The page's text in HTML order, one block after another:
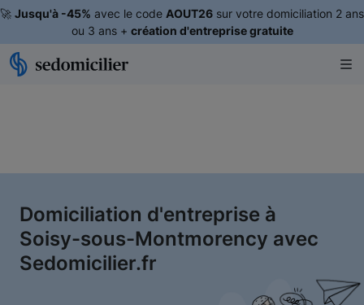
🚀 Jusqu'à -45% avec le code AOUT26 sur votre domiciliation 2 ans
ou 3 ans + création d'entreprise gratuite
Domiciliation d'entreprise à
Soisy-sous-Montmorency avec
Sedomicilier.fr